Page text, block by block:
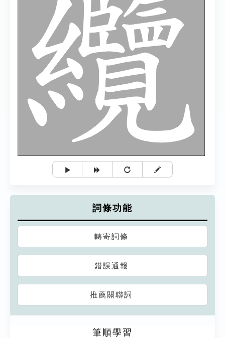
詞條功能
轉寄詞條
錯誤通報
推薦關聯詞
筆順學習